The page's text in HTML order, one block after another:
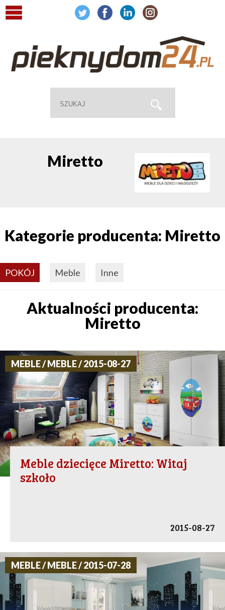
Miretto
Kategorie producenta: Miretto
POKÓJ Meble Inne
Aktualności producenta:
Miretto
MEBLE / MEBLE / 2015-08-27
Meble dziecięce Miretto: Witaj
szkoło
2015-08-27
MEBLE / MEBLE / 2015-07-28